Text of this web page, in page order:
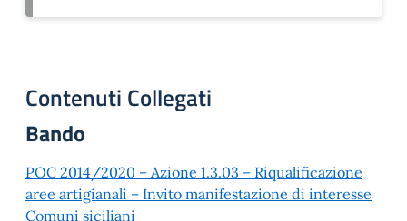
Contenuti Collegati
Bando
POC 2014/2020 – Azione 1.3.03 – Riqualificazione
aree artigianali – Invito manifestazione di interesse
Comuni siciliani